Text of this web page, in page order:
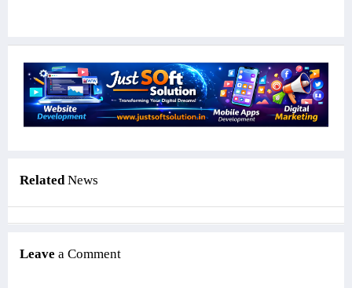
RelatedNews
Leave a Comment